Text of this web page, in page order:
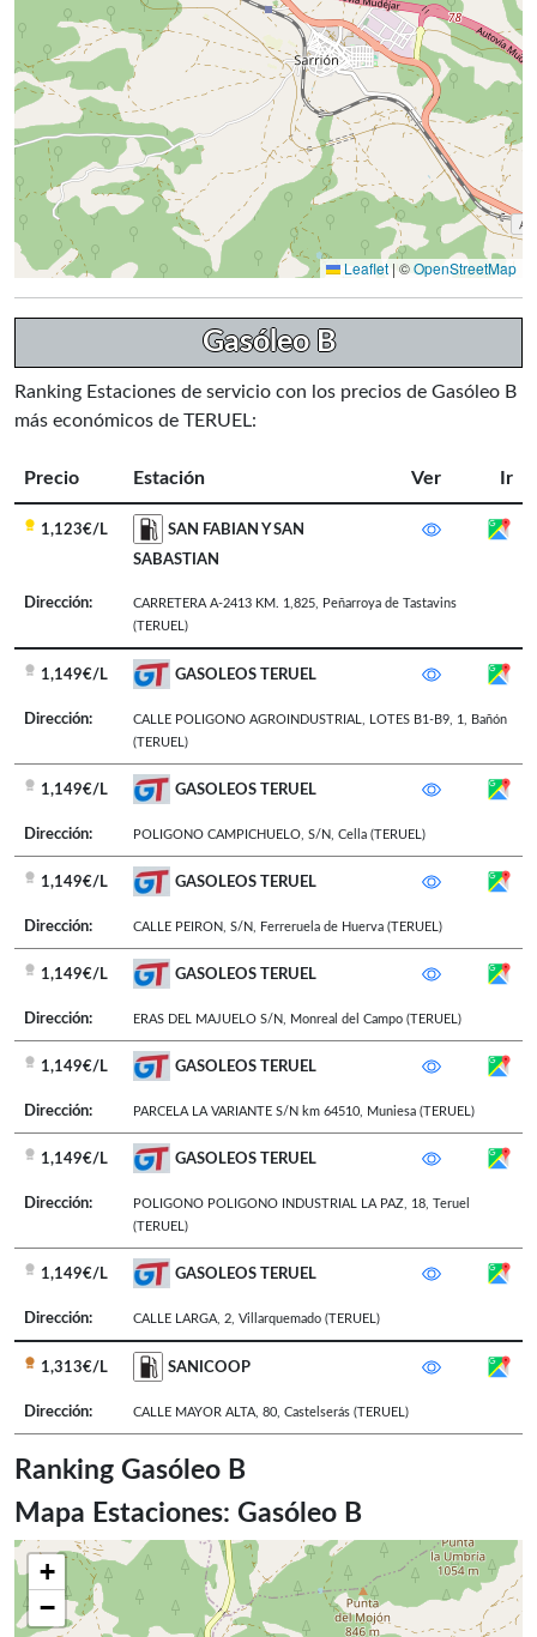
Leaflet |©OpenStreetMap
Gasóleo B
Ranking Estaciones de servicio con los precios de Gasóleo B
más económicos de TERUEL:
Precio Estación Ver Ir
1,123€/L
SAN FABIAN Y SAN
SABASTIAN
Dirección: CARRETERA A-2413 KM. 1,825
Peñarroya de Tastavins
(TERUEL)
1,149€/L GASOLEOS TERUEL
Dirección: CALLE POLIGONO AGROINDUSTRIAL, LOTES B1-B9, 1
Bañón
(TERUEL)
1,149€/L GASOLEOS TERUEL
Dirección: POLIGONO CAMPICHUELO, S/N Cella (TERUEL)
1,149€/L GASOLEOS TERUEL
Dirección: CALLE PEIRON, S/N Ferreruela de Huerva (TERUEL)
1,149€/L GASOLEOS TERUEL
Dirección: ERAS DEL MAJUELO S/N Monreal del Campo (TERUEL)
1,149€/L GASOLEOS TERUEL
Dirección: PARCELA LA VARIANTE S/N km 64510 Muniesa (TERUEL)
1,149€/L GASOLEOS TERUEL
Dirección: POLIGONO POLIGONO INDUSTRIAL LA PAZ, 18 Teruel
(TERUEL)
1,149€/L GASOLEOS TERUEL
Dirección: CALLE LARGA, 2 Villarquemado (TERUEL)
1,313€/L SANICOOP
Dirección: CALLE MAYOR ALTA, 80 Castelserás (TERUEL)
Ranking Gasóleo B
Mapa Estaciones: Gasóleo B
+
−